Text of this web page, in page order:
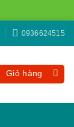
0936624515
Giỏ hàng